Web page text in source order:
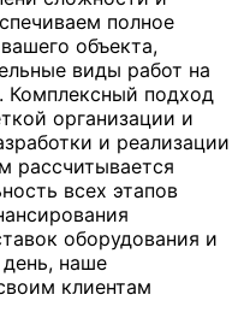
полное
объекта,
виды работ на
Комплексный подход
организации и
и реализации
рассчитывается
всех этапов
оборудования и
наше
клиентам